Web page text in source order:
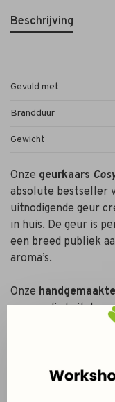
Beschrijving
Gevuld met
Brandduur
Gewicht
Onze geurkaars
absolute bestseller
uitnodigende geur
in huis. De geur is
een breed publiek
aroma’s.
Onze handgemaakte
vervaardigd uit d
zorgt voor een
zorgen voor een